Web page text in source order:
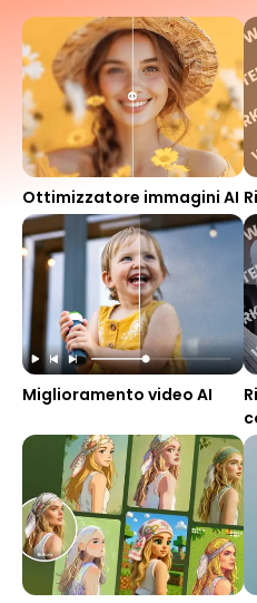
Ottimizzatore immagini AI
Miglioramento video AI